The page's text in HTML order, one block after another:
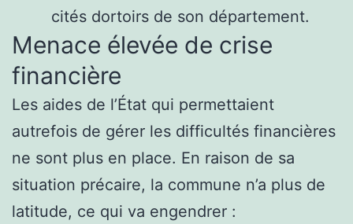
cités dortoirs de son département.
Menace élevée de crise
financière
Les aides de l’État qui permettaient
autrefois de gérer les difficultés financières
ne sont plus en place. En raison de sa
situation précaire, la commune n’a plus de
latitude, ce qui va engendrer :